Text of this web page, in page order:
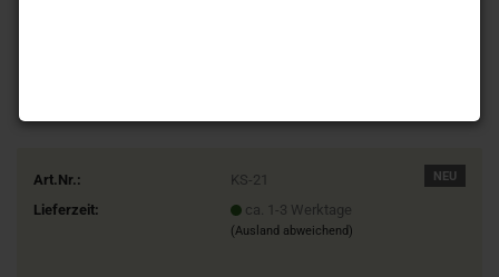
NEU
Art.Nr.:
KS-21
Lieferzeit:
ca. 1-3 Werktage
(Ausland abweichend)